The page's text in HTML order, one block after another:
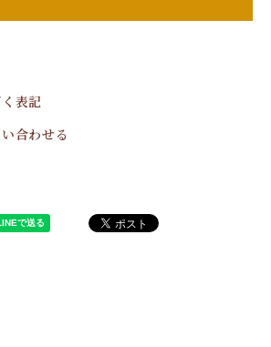
表記
合わせる